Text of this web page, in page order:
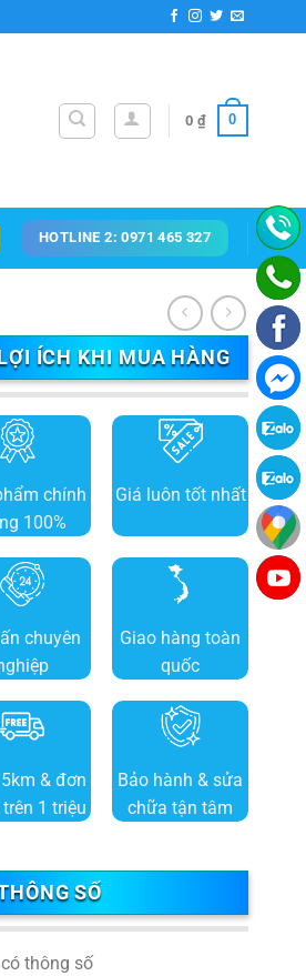
0 ₫ 0
HOTLINE 2: 0971 465 327
ÍCH KHI MUA HÀNG
chính
100%
Giá luôn tốt nhất
chuyên
Giao hàng toàn
quốc
& đơn
1 triệu
Bảo hành & sửa
chữa tận tâm
SỐ
thông số